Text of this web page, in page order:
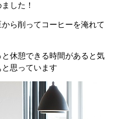
した！
ら削ってコーヒーを淹れて
休憩できる時間があると気
思っています